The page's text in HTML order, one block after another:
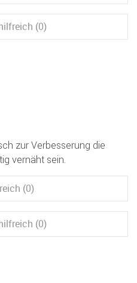
(0)
zur Verbesserung die
vernäht sein.
(0)
(0)